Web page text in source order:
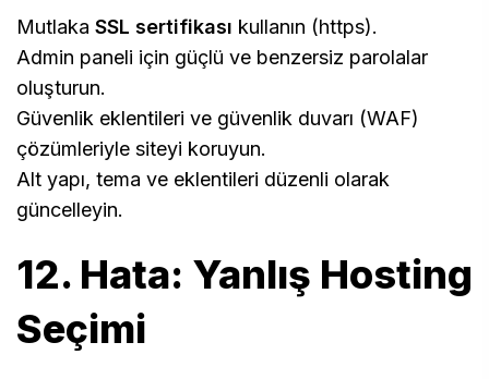
Mutlaka SSL sertifikası kullanın (https).
Admin paneli için güçlü ve benzersiz parolalar
oluşturun.
Güvenlik eklentileri ve güvenlik duvarı (WAF)
çözümleriyle siteyi koruyun.
Alt yapı, tema ve eklentileri düzenli olarak
güncelleyin.
12. Hata: Yanlış Hosting
Seçimi